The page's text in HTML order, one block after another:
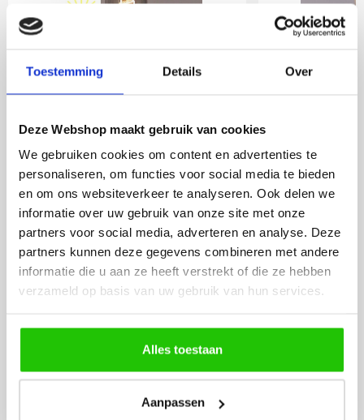
Toestemming Details Over
Deze Webshop maakt gebruik van cookies
We gebruiken cookies om content en advertenties te
personaliseren, om functies voor social media te bieden
en om ons websiteverkeer te analyseren. Ook delen we
informatie over uw gebruik van onze site met onze
partners voor social media, adverteren en analyse. Deze
partners kunnen deze gegevens combineren met andere
informatie die u aan ze heeft verstrekt of die ze hebben
verzameld op basis van uw gebruik van hun services.
Alles toestaan
Aanpassen
27,50
Meebestellen
LED lamp 2,3 watt E27
goud dimbaar
Dimbare
lamp 4